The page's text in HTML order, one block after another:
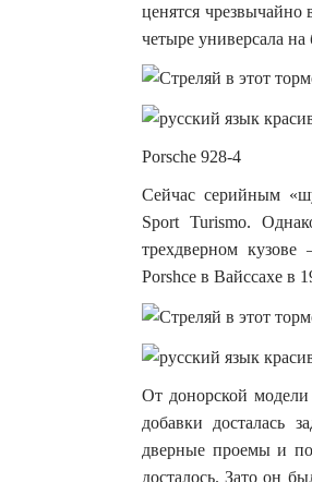
ценятся чрезвычайно
четыре универсала
Porsche 928-4
Сейчас серийным
Sport Turismo.
трехдверном
Porshce в Вайссахе в
От донорской
добавки досталась
дверные проемы и
досталось. Зато он